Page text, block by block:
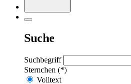
Suche
Suchbegriff
Sternchen (*)
Volltext